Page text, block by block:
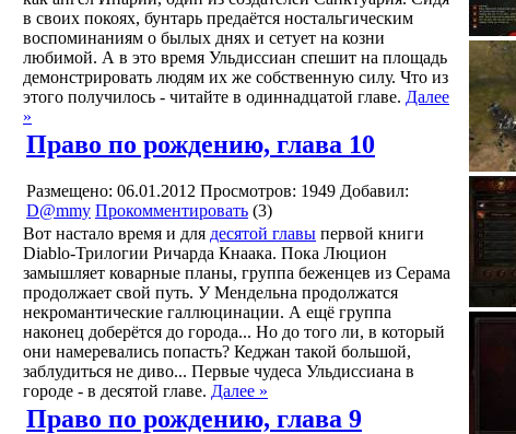
в своих покоях, бунтарь предаётся ностальгическим
воспоминаниям о былых днях и сетует на козни
любимой. А в это время Ульдиссиан спешит на площадь
демонстрировать людям их же собственную силу. Что из
этого получилось - читайте в одиннадцатой главе. Далее
»
Право по рождению, глава 10
Размещено: 06.01.2012 Просмотров: 1949 Добавил:
D@mmy Прокомментировать (3)
Вот настало время и для десятой главы первой книги
Diablo-Трилогии Ричарда Кнаака. Пока Люцион
замышляет коварные планы, группа беженцев из Серама
продолжает свой путь. У Мендельна продолжатся
некромантические галлюцинации. А ещё группа
наконец доберётся до города... Но до того ли, в который
они намеревались попасть? Кеджан такой большой,
заблудиться не диво... Первые чудеса Ульдиссиана в
городе - в десятой главе. Далее »
Право по рождению, глава 9